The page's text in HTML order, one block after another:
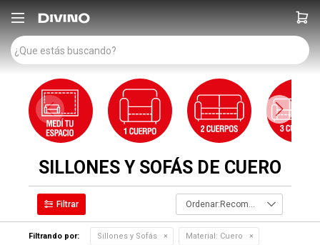

SILLONES Y SOFÁS DE CUERO
Recomendados
Filtrando por: Sillones y Sofás Material: Cuero